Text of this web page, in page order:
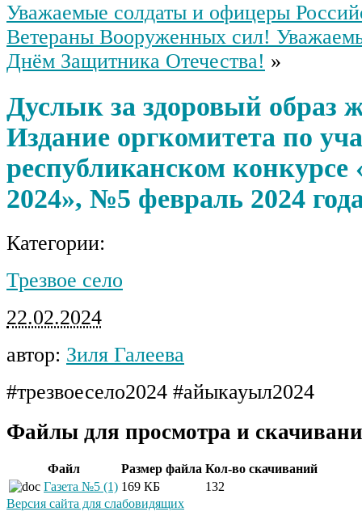
Уважаемые солдаты и офицеры
Ветераны Вооруженных сил!
Днём Защитника Отечества! »
Дуслык за здоровый образ
Издание оргкомитета по
республиканском конкурсе
2024», №5 февраль 2024
Категории:
Трезвое село
22.02.2024
автор: Зиля Галеева
#трезвоесело2024 #айыкауыл2024
Файлы для просмотра и
Файл Размер файла Кол-во скачиваний
Газета №5 (1) 169 КБ
132
Версия сайта для слабовидящих